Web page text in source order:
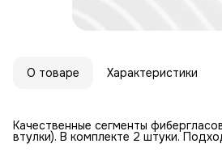
О товаре Характеристики
Качественные сегменты
втулки). В комплекте 2 штуки.